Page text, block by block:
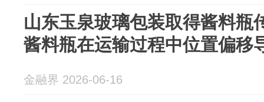
山东玉泉玻璃包装取得酱料瓶
酱料瓶在运输过程中位置偏移
金融界 2026-06-16